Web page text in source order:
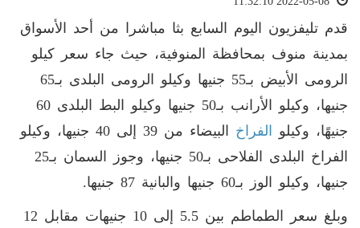
قدم تليفزيون اليوم السابع بثا مباشرا من أحد الأسواق
بمدينة منوف بمحافظة المنوفية، حيث جاء سعر كيلو
الرومى الأبيض بـ55 جنيها وكيلو الرومى البلدى بـ65
جنيها، وكيلو الأرانب بـ50 جنيها وكيلو البط البلدى 60
جنيهًا، وكيلو الفراخ
البيضاء من 39 إلى 40 جنيها، وكيلو
الفراخ البلدى الفلاحى بـ50 جنيها، وجوز السمان بـ25
جنيها، وكيلو الوز بـ60 جنيها والبانية 87 جنيها.
وبلغ سعر الطماطم بين 5.5 إلى 10 جنيهات مقابل 12